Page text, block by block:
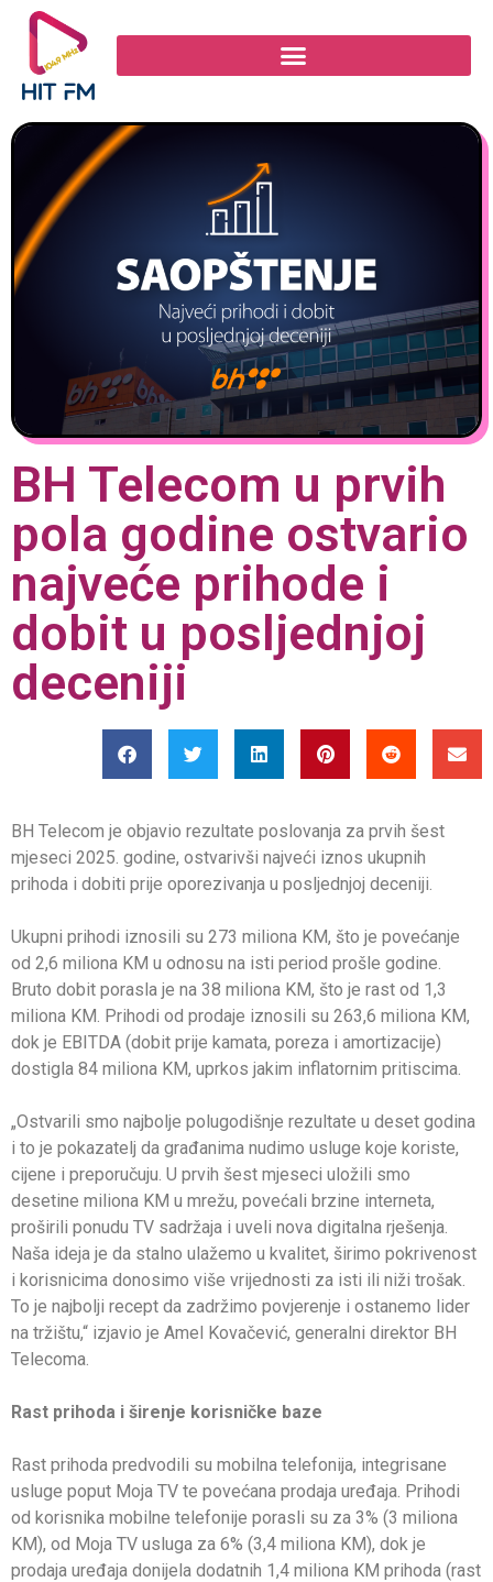
BH Telecom u prvih
pola godine ostvario
najveće prihode i
dobit u posljednjoj
deceniji
BH Telecom je objavio rezultate poslovanja za prvih šest
mjeseci 2025. godine, ostvarivši najveći iznos ukupnih
prihoda i dobiti prije oporezivanja u posljednjoj deceniji.
Ukupni prihodi iznosili su 273 miliona KM, što je povećanje
od 2,6 miliona KM u odnosu na isti period prošle godine.
Bruto dobit porasla je na 38 miliona KM, što je rast od 1,3
miliona KM. Prihodi od prodaje iznosili su 263,6 miliona KM,
dok je EBITDA (dobit prije kamata, poreza i amortizacije)
dostigla 84 miliona KM, uprkos jakim inflatornim pritiscima.
„Ostvarili smo najbolje polugodišnje rezultate u deset godina
i to je pokazatelj da građanima nudimo usluge koje koriste,
cijene i preporučuju. U prvih šest mjeseci uložili smo
desetine miliona KM u mrežu, povećali brzine interneta,
proširili ponudu TV sadržaja i uveli nova digitalna rješenja.
Naša ideja je da stalno ulažemo u kvalitet, širimo pokrivenost
i korisnicima donosimo više vrijednosti za isti ili niži trošak.
To je najbolji recept da zadržimo povjerenje i ostanemo lider
na tržištu,“ izjavio je Amel Kovačević, generalni direktor BH
Telecoma.
Rast prihoda i širenje korisničke baze
Rast prihoda predvodili su mobilna telefonija, integrisane
usluge poput Moja TV te povećana prodaja uređaja. Prihodi
od korisnika mobilne telefonije porasli su za 3% (3 miliona
KM), od Moja TV usluga za 6% (3,4 miliona KM), dok je
prodaja uređaja donijela dodatnih 1,4 miliona KM prihoda (rast